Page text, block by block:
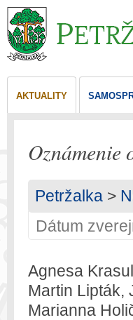
AKTUALITY
Oznámenie
Petržalka >
Dátum
Agnesa
Martin Lipták,
Marianna